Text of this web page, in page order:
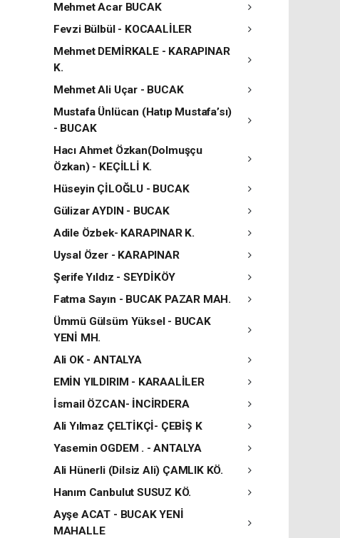
Mehmet Acar BUCAK
Fevzi Bülbül - KOCAALİLER
Mehmet DEMİRKALE - KARAPINAR
K.
Mehmet Ali Uçar - BUCAK
Mustafa Ünlücan (Hatıp Mustafa’sı)
- BUCAK
Hacı Ahmet Özkan(Dolmuşçu
Özkan) - KEÇİLLİ K.
Hüseyin ÇİLOĞLU - BUCAK
Gülizar AYDIN - BUCAK
Adile Özbek- KARAPINAR K.
Uysal Özer - KARAPINAR
Şerife Yıldız - SEYDİKÖY
Fatma Sayın - BUCAK PAZAR MAH.
Ümmü Gülsüm Yüksel - BUCAK
YENİ MH.
Ali OK - ANTALYA
EMİN YILDIRIM - KARAALİLER
İsmail ÖZCAN- İNCİRDERA
Ali Yılmaz ÇELTİKÇİ- ÇEBİŞ K
Yasemin OGDEM . - ANTALYA
Ali Hünerli (Dilsiz Ali) ÇAMLIK KÖ.
Hanım Canbulut SUSUZ KÖ.
Ayşe ACAT - BUCAK YENİ
MAHALLE